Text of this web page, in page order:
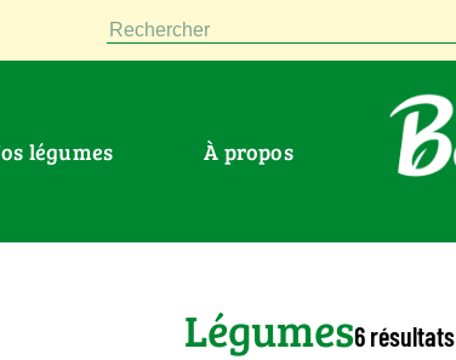
Rechercher
Nos légumes À propos
Légumes6 résultats